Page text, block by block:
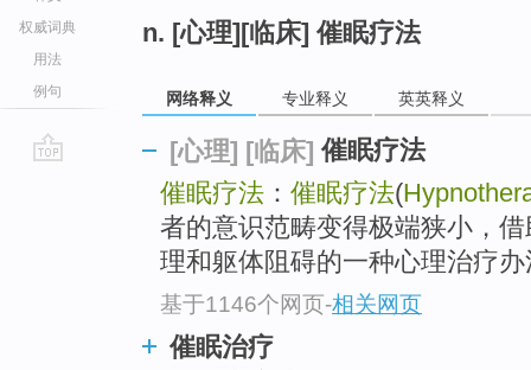
权威词典
用法
例句
n. [心理][临床] 催眠疗法
网络释义 专业释义 英英释义
[心理] [临床] 催眠疗法
催眠疗法 ： 催眠疗法(
者的意识范畴变得极端狭小，
理和躯体阻碍的一种心理治疗
基于1146个网页-相关网页
催眠治疗